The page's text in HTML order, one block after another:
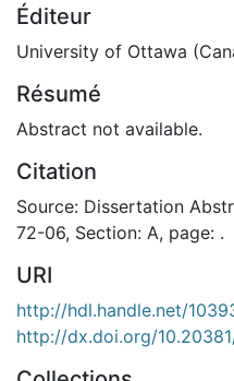
Éditeur
University of Ottawa
Résumé
Abstract not available.
Citation
Source: Dissertation
72-06, Section: A, page: .
URI
http://hdl.handle.net/
http://dx.doi.org/